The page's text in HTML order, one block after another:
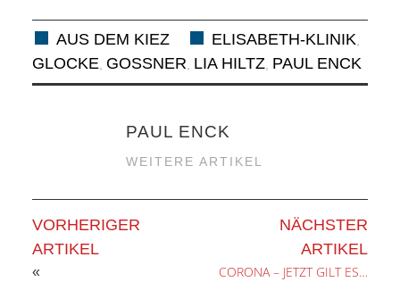
AUS DEM KIEZ ELISABETH-KLINIK
GLOCKE GOSSNER LIA HILTZ, PAUL ENCK
PAUL ENCK
WEITERE ARTIKEL
VORHERIGER
ARTIKEL
«
NÄCHSTER
ARTIKEL
CORONA – JETZT GILT ES…